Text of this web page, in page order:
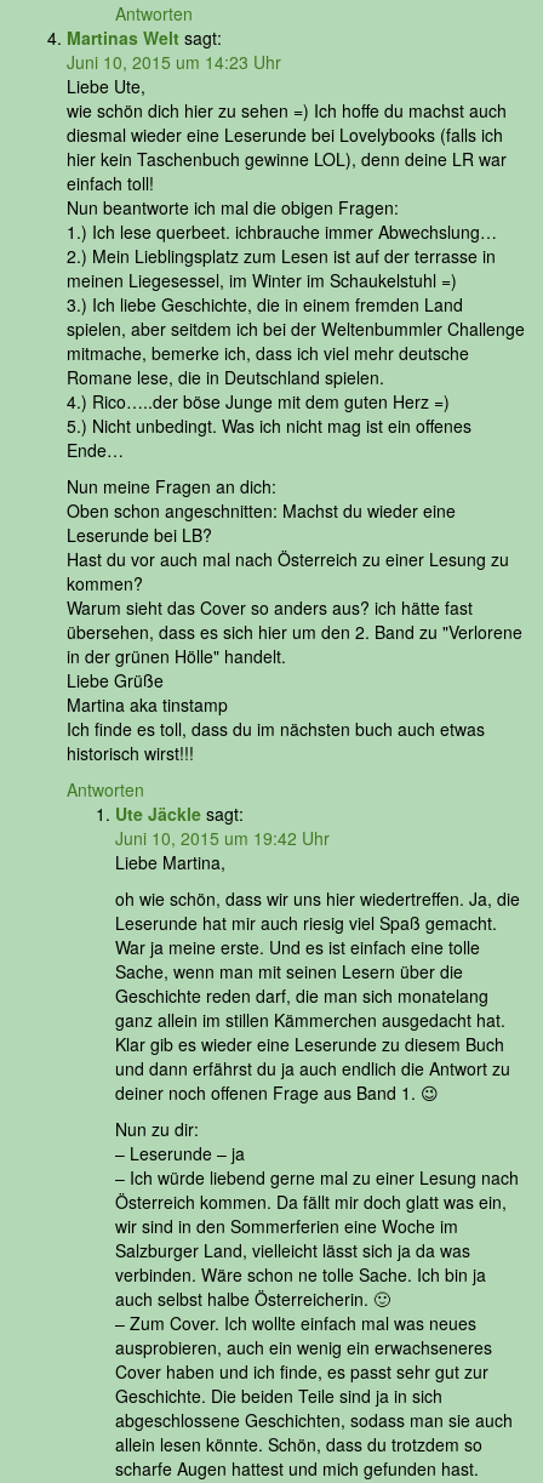
Antworten
Martinas Welt sagt:
Juni 10, 2015 um 14:23 Uhr
Liebe Ute,
wie schön dich hier zu sehen =) Ich hoffe du machst auch
diesmal wieder eine Leserunde bei Lovelybooks (falls ich
hier kein Taschenbuch gewinne LOL), denn deine LR war
einfach toll!
Nun beantworte ich mal die obigen Fragen:
1.) Ich lese querbeet. ichbrauche immer Abwechslung…
2.) Mein Lieblingsplatz zum Lesen ist auf der terrasse in
meinen Liegesessel, im Winter im Schaukelstuhl =)
3.) Ich liebe Geschichte, die in einem fremden Land
spielen, aber seitdem ich bei der Weltenbummler Challenge
mitmache, bemerke ich, dass ich viel mehr deutsche
Romane lese, die in Deutschland spielen.
4.) Rico…..der böse Junge mit dem guten Herz =)
5.) Nicht unbedingt. Was ich nicht mag ist ein offenes
Ende…
Nun meine Fragen an dich:
Oben schon angeschnitten: Machst du wieder eine
Leserunde bei LB?
Hast du vor auch mal nach Österreich zu einer Lesung zu
kommen?
Warum sieht das Cover so anders aus? ich hätte fast
übersehen, dass es sich hier um den 2. Band zu "Verlorene
in der grünen Hölle" handelt.
Liebe Grüße
Martina aka tinstamp
Ich finde es toll, dass du im nächsten buch auch etwas
historisch wirst!!!
Antworten
Ute Jäckle sagt:
Juni 10, 2015 um 19:42 Uhr
Liebe Martina,
oh wie schön, dass wir uns hier wiedertreffen. Ja, die
Leserunde hat mir auch riesig viel Spaß gemacht.
War ja meine erste. Und es ist einfach eine tolle
Sache, wenn man mit seinen Lesern über die
Geschichte reden darf, die man sich monatelang
ganz allein im stillen Kämmerchen ausgedacht hat.
Klar gib es wieder eine Leserunde zu diesem Buch
und dann erfährst du ja auch endlich die Antwort zu
deiner noch offenen Frage aus Band 1. 😉
Nun zu dir:
– Leserunde – ja
– Ich würde liebend gerne mal zu einer Lesung nach
Österreich kommen. Da fällt mir doch glatt was ein,
wir sind in den Sommerferien eine Woche im
Salzburger Land, vielleicht lässt sich ja da was
verbinden. Wäre schon ne tolle Sache. Ich bin ja
auch selbst halbe Österreicherin. 🙂
– Zum Cover. Ich wollte einfach mal was neues
ausprobieren, auch ein wenig ein erwachseneres
Cover haben und ich finde, es passt sehr gut zur
Geschichte. Die beiden Teile sind ja in sich
abgeschlossene Geschichten, sodass man sie auch
allein lesen könnte. Schön, dass du trotzdem so
scharfe Augen hattest und mich gefunden hast.